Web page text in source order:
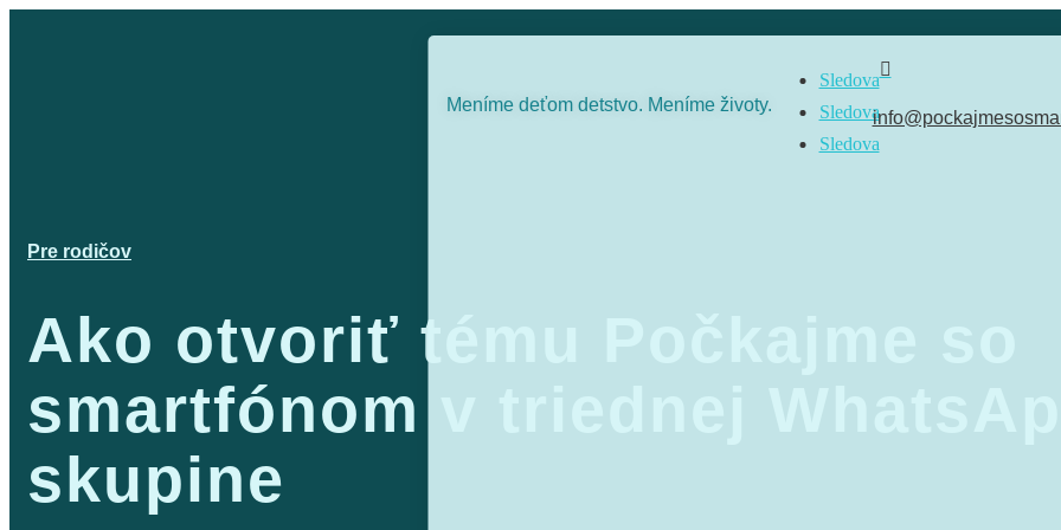
Meníme deťom detstvo. Meníme životy.
Sledova
Sledova
Sledova

Pre rodičov
Ako otvoriť tému Počkajme so
smartfónom v triednej
skupine